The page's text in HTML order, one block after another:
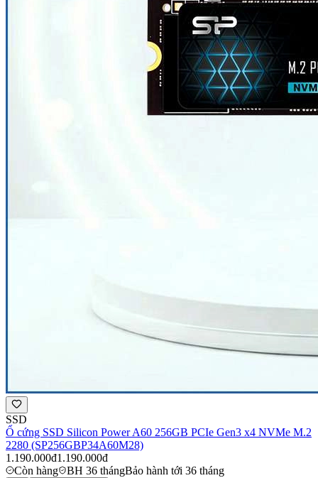
SSD
Ổ cứng SSD Silicon Power A60 256GB PCIe Gen3 x4 NVMe M.2
2280 (SP256GBP34A60M28)
1.190.000đ1.190.000đ
Còn hàng
BH 36 thángBảo hành tới 36 tháng